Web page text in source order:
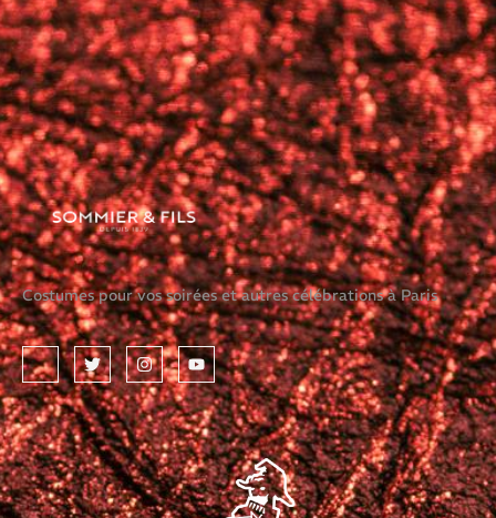
Costumes pour vos soirées et autres célébrations à Paris